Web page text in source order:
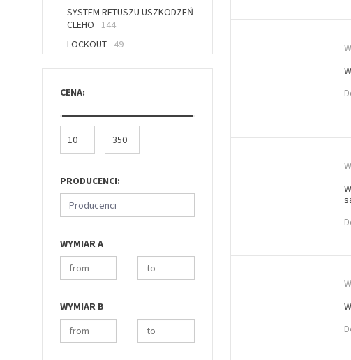
SYSTEM RETUSZU USZKODZEŃ
CLEHO
144
LOCKOUT
49
CENA:
-
PRODUCENCI:
Producenci
WYMIAR A
WYMIAR B